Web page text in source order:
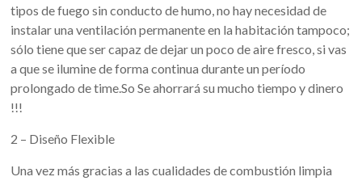
tipos de fuego sin conducto de humo, no hay necesidad de
instalar una ventilación permanente en la habitación tampoco;
sólo tiene que ser capaz de dejar un poco de aire fresco, si vas
a que se ilumine de forma continua durante un período
prolongado de time.So Se ahorrará su mucho tiempo y dinero
!!!
2 – Diseño Flexible
Una vez más gracias a las cualidades de combustión limpia